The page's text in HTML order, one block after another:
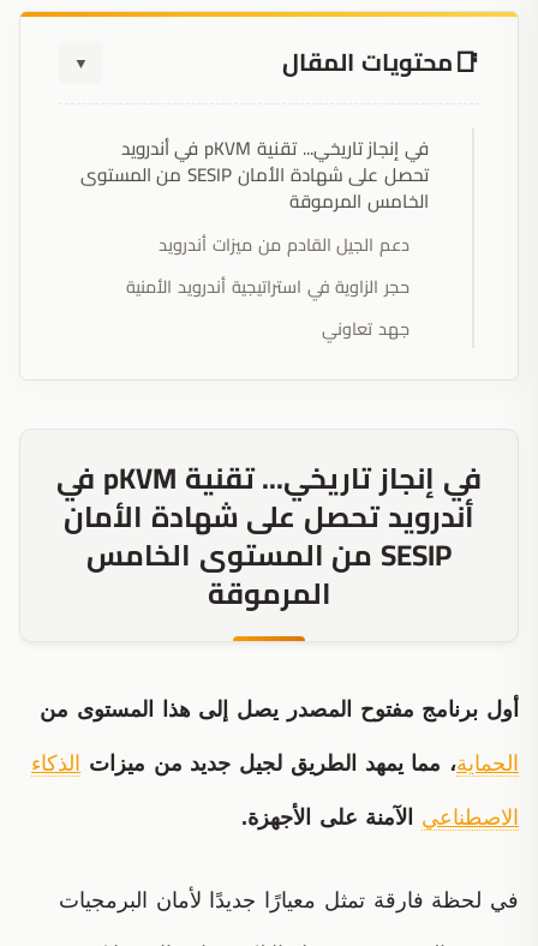
محتويات المقال ▼
في إنجاز تاريخي... تقنية pKVM في أندرويد
تحصل على شهادة الأمان SESIP من المستوى
الخامس المرموقة
دعم الجيل القادم من ميزات أندرويد
حجر الزاوية في استراتيجية أندرويد الأمنية
جهد تعاوني
في إنجاز تاريخي... تقنية pKVM في
أندرويد تحصل على شهادة الأمان
SESIP من المستوى الخامس
المرموقة
أول برنامج مفتوح المصدر يصل إلى هذا المستوى من
الحماية، مما يمهد الطريق لجيل جديد من ميزات الذكاء
الاصطناعي الآمنة على الأجهزة.
في لحظة فارقة تمثل معيارًا جديدًا لأمان البرمجيات